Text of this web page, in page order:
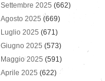
Settembre 2025 (662)
Agosto 2025 (669)
Luglio 2025 (671)
Giugno 2025 (573)
Maggio 2025 (591)
Aprile 2025 (622)